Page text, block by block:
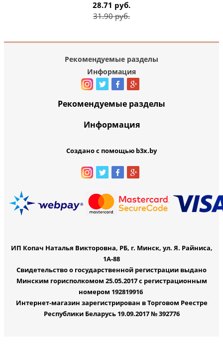
28.71 руб.
31.90 руб.
Рекомендуемые разделы
Информация
Рекомендуемые разделы
Информация
Создано с помощью b3x.by
ИП Копач Наталья Викторовна, РБ, г. Минск, ул. Я. Райниса,
1А-88
Свидетельство о государственной регистрации выдано
Минским горисполкомом 25.05.2017 с регистрационным
номером 192819916
Интернет-магазин зарегистрирован в Торговом Реестре
Республики Беларусь 19.09.2017 № 392776